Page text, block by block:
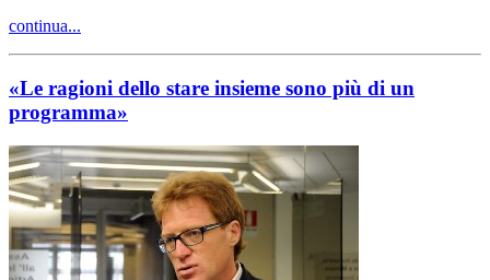
continua...
«Le ragioni dello stare insieme sono più di un
programma»